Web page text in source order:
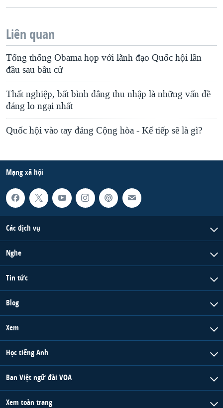
Liên quan
Tổng thống Obama họp với lãnh đạo Quốc hội lần
đầu sau bầu cử
Thất nghiệp, bất bình đẳng thu nhập là những vấn đề
đáng lo ngại nhất
Quốc hội vào tay đảng Cộng hòa - Kế tiếp sẽ là gì?
Mạng xã hội
Các dịch vụ
Nghe
Tin tức
Blog
Xem
Học tiếng Anh
Ban Việt ngữ đài VOA
Xem toàn trang